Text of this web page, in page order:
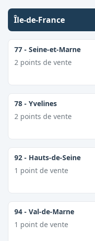
Île-de-France
77 - Seine-et-Marne
2 points de vente
78 - Yvelines
2 points de vente
92 - Hauts-de-Seine
1 point de vente
94 - Val-de-Marne
1 point de vente